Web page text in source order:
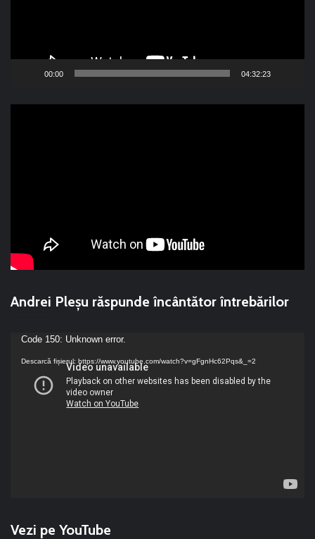
00:00 04:32:23
Andrei Pleșu răspunde încântător întrebărilor
Player
video
Code 150: Unknown error.
Descarcă fișierul: https://www.youtube.com/watch?v=gFgnHc62Pqs&_=2
Vezi pe YouTube